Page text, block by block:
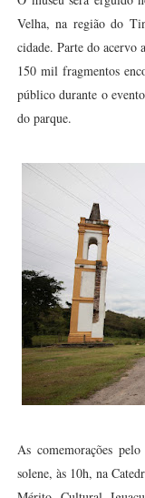
Velha, na região do
cidade. Parte do acervo
150 mil fragmentos
público durante o
do parque.
As comemorações
solene, às 10h, na